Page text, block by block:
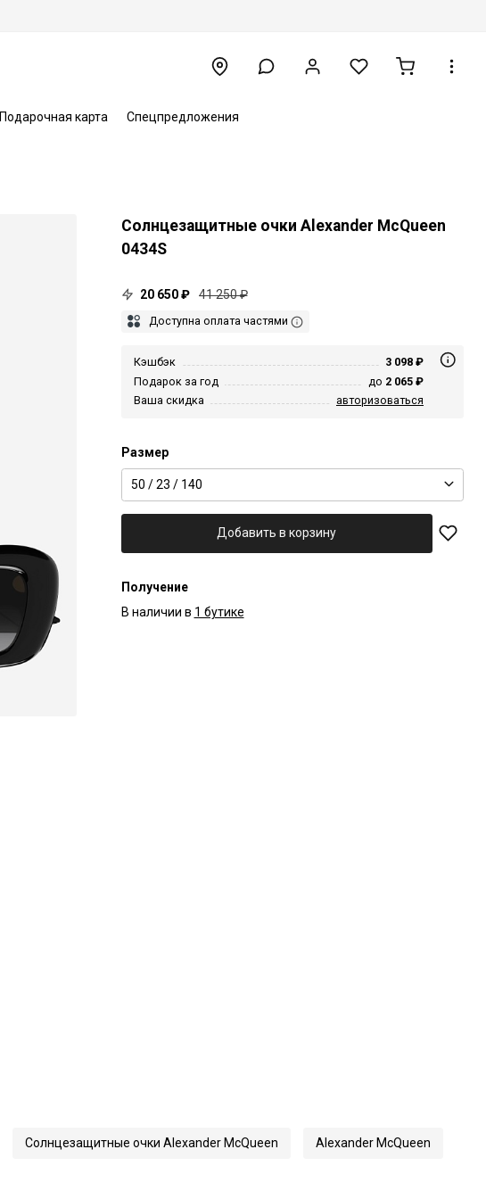
Подарочная карта Спецпредложения
Солнцезащитные очки Alexander McQueen
0434S
20 650 ₽ 41 250 ₽
Доступна оплата частями
Кэшбэк
3 098 ₽
Подарок за год
до 2 065 ₽
Ваша скидка
авторизоваться
Размер
50 / 23 / 140
Добавить в корзину
Получение
В наличии в 1 бутике
Солнцезащитные очки Alexander McQueen Alexander McQueen